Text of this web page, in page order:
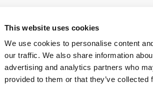
This website uses cookies
We use cookies to personalise content
our traffic. We also share information
advertising and analytics partners who
provided to them or that they’ve